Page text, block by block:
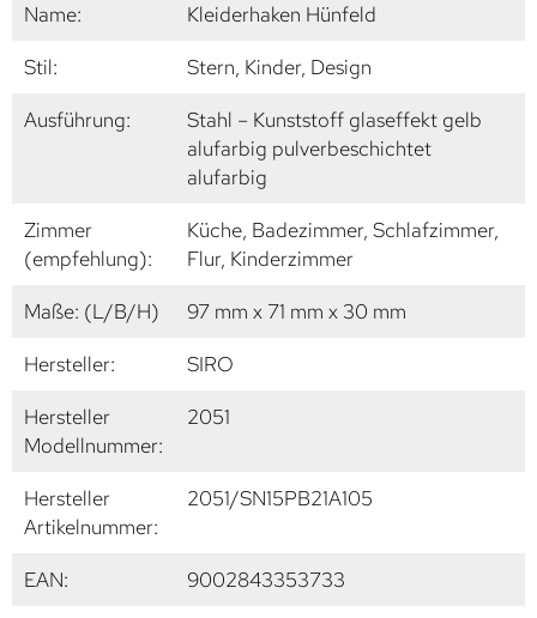
Name:
Kleiderhaken Hünfeld
Stil:
Stern, Kinder, Design
Ausführung:
Stahl – Kunststoff glaseffekt gelb
alufarbig pulverbeschichtet
alufarbig
Zimmer
(empfehlung):
Küche, Badezimmer, Schlafzimmer,
Flur, Kinderzimmer
Maße: (L/B/H)
97 mm x 71 mm x 30 mm
Hersteller:
SIRO
Hersteller
Modellnummer:
2051
Hersteller
Artikelnummer:
2051/SN15PB21A105
EAN:
9002843353733